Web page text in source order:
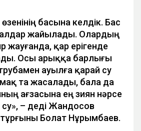
басына келдік. Бас
жайылады. Олардың
жауғанда, қар ерігенде
Осы арыққа барлығы
ауылға қарай су
та жасалады, бала да
ағзасына ең зиян нәрсе
су», – деді Жандосов
Болат Нұрымбаев.